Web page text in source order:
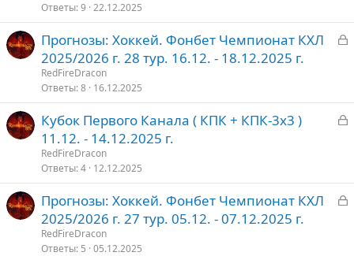
т
Ответы 9 22.12.2025
З
т
Прогнозы: Хоккей. Фонбет Чемпионат КХЛ
2025/2026 г. 28 тур. 16.12. - 18.12.2025 г.
RedFireDracon
Ответы 8 16.12.2025
З
т
Кубок Первого Канала ( КПК + КПК-3х3 )
11.12. - 14.12.2025 г.
RedFireDracon
Ответы 4 12.12.2025
З
Прогнозы: Хоккей. Фонбет Чемпионат КХЛ
2025/2026 г. 27 тур. 05.12. - 07.12.2025 г.
RedFireDracon
Ответы 5 05.12.2025